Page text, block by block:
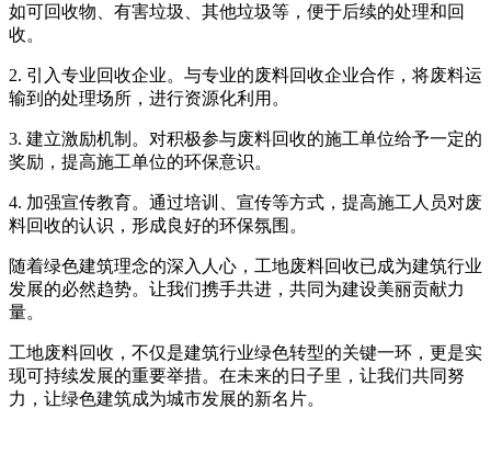
如可回收物、有害垃圾、其他垃圾等，便于后续的处理和回
收。
2. 引入专业回收企业。与专业的废料回收企业合作，将废料运
输到的处理场所，进行资源化利用。
3. 建立激励机制。对积极参与废料回收的施工单位给予一定的
奖励，提高施工单位的环保意识。
4. 加强宣传教育。通过培训、宣传等方式，提高施工人员对废
料回收的认识，形成良好的环保氛围。
随着绿色建筑理念的深入人心，工地废料回收已成为建筑行业
发展的必然趋势。让我们携手共进，共同为建设美丽贡献力
量。
工地废料回收，不仅是建筑行业绿色转型的关键一环，更是实
现可持续发展的重要举措。在未来的日子里，让我们共同努
力，让绿色建筑成为城市发展的新名片。